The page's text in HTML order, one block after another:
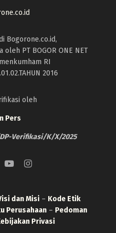
Bogorone.co.id,
PT BOGOR ONE NET
RI
2016
oleh
Pers
Verifikasi/K/X/2025
dan Misi – Kode Etik
Perusahaan – Pedoman
Privasi